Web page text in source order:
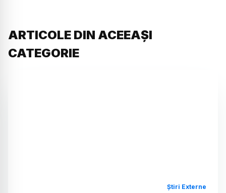
ARTICOLE DIN ACEEAȘI
CATEGORIE
Știri Externe